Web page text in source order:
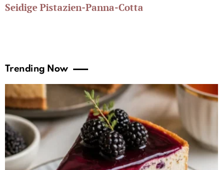
Seidige Pistazien-Panna-Cotta
Trending Now